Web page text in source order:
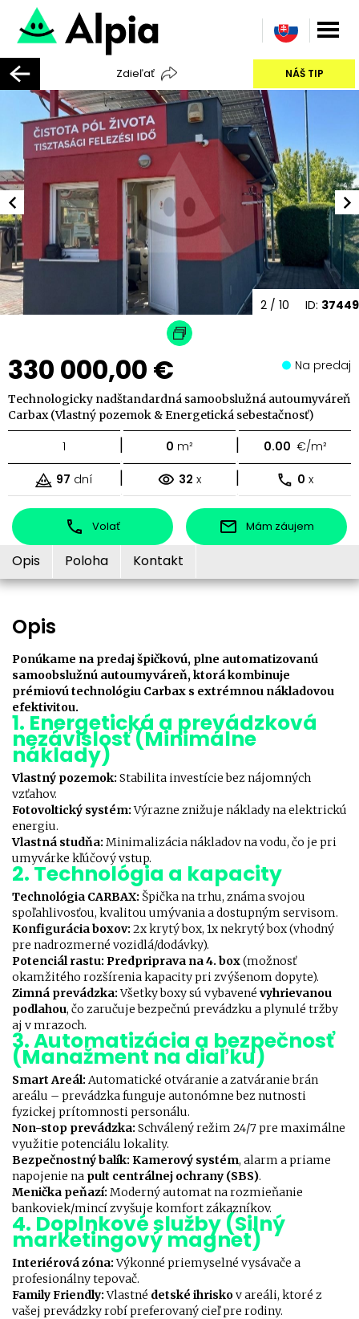
Zdieľať NÁŠ TIP
ID: 37449
2 / 10
330 000,00 € Na predaj
Technologicky nadštandardná samoobslužná autoumyváreň
Carbax (Vlastný pozemok & Energetická sebestačnosť)
1 | 0 m² | 0.00 €/m²
97 dní | 32 x | 0 x
Volať Mám záujem
Opis Poloha Kontakt
Opis
Ponúkame na predaj špičkovú, plne automatizovanú
samoobslužnú autoumyváreň, ktorá kombinuje
prémiovú technológiu Carbax s extrémnou nákladovou
efektivitou.
1. Energetická a prevádzková
nezávislosť (Minimálne
náklady)
Vlastný pozemok: Stabilita investície bez nájomných
vzťahov.
Fotovoltický systém:Výrazne znižuje náklady na elektrickú
energiu.
Vlastná studňa: Minimalizácia nákladov na vodu, čo je pri
umyvárke kľúčový vstup.
2. Technológia a kapacity
Technológia CARBAX: Špička na trhu, známa svojou
spoľahlivosťou, kvalitou umývania a dostupným servisom.
Konfigurácia boxov: 2x krytý box, 1x nekrytý box (vhodný
pre nadrozmerné vozidlá/dodávky).
Potenciál rastu: Predpriprava na 4. box(možnosť
okamžitého rozšírenia kapacity pri zvýšenom dopyte).
Zimná prevádzka:Všetky boxy sú vybavené vyhrievanou
podlahou, čo zaručuje bezpečnú prevádzku a plynulé tržby
aj v mrazoch.
3. Automatizácia a bezpečnosť
(Manažment na diaľku)
Smart Areál: Automatické otváranie a zatváranie brán
areálu – prevádzka funguje autonómne bez nutnosti
fyzickej prítomnosti personálu.
Non-stop prevádzka: Schválený režim 24/7 pre maximálne
využitie potenciálu lokality.
Bezpečnostný balík: Kamerový systém, alarm a priame
napojenie na pult centrálnej ochrany (SBS).
Menička peňazí: Moderný automat na rozmieňanie
bankoviek/mincí zvyšuje komfort zákazníkov.
4. Doplnkové služby (Silný
marketingový magnet)
Interiérová zóna:Výkonné priemyselné vysávače a
profesionálny tepovač.
Family Friendly:Vlastné detské ihriskov areáli, ktoré z
vašej prevádzky robí preferovaný cieľ pre rodiny.